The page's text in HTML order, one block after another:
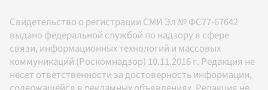
Свидетельство о регистрации СМИ Эл № ФС77-67642
выдано федеральной службой по надзору в сфере
связи, информационных технологий и массовых
коммуникаций (Роскомнадзор) 10.11.2016 г. Редакция не
несет ответственности за достоверность информации,